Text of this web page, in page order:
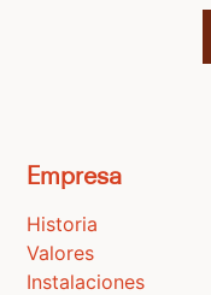
Empresa
Historia
Valores
Instalaciones